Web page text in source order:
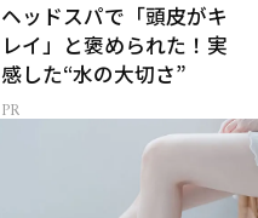
ヘッドスパで「頭皮がキ
レイ」と褒められた！実
感した“水の大切さ”